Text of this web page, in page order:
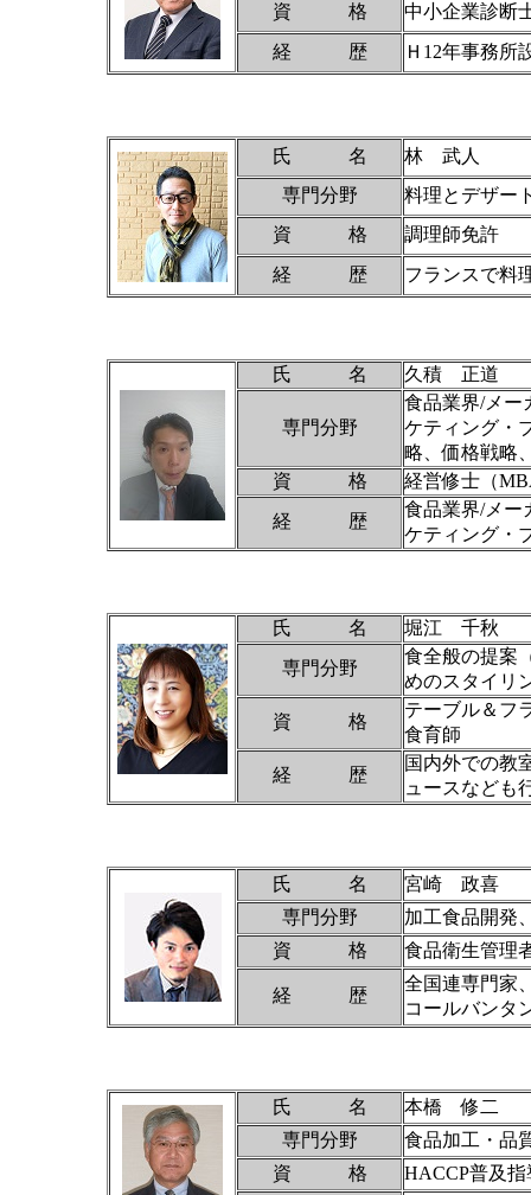
資 格
中小企業診断
経 歴
Ｈ12年事務所
氏 名
林 武人
専門分野
料理とデザー
資 格
調理師免許
経 歴
フランスで料
氏 名 久積 正道
専門分野
食品業界/メー
ケティング・
略、価格戦略
資 格
経営修士（
経 歴
食品業界/メー
ケティング・
氏 名
堀江 千秋
専門分野
食全般の提案
めのスタイリ
資 格
テーブル＆フ
食育師
経 歴
国内外での教
ュースなども
氏 名
宮崎 政喜
専門分野
加工食品開発
資 格
食品衛生管理
経 歴
全国連専門家
コールバンタ
氏 名
本橋 修二
専門分野
食品加工・品
資 格
HACCP普及